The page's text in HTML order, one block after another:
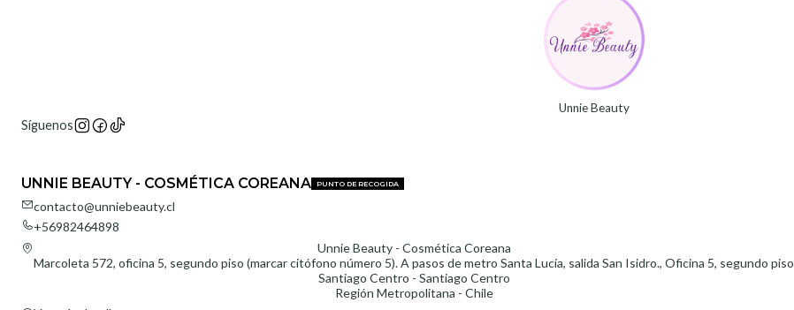
Unnie Beauty
Síguenos
UNNIE BEAUTY - COSMÉTICA COREANA PUNTO DE RECOGIDA
contacto@unniebeauty.cl
+56982464898
Unnie Beauty - Cosmética Coreana
Marcoleta 572, oficina 5, segundo piso (marcar citófono número 5). A pasos de metro Santa Lucía, salida San Isidro., Oficina 5, segundo piso
Santiago Centro - Santiago Centro
Región Metropolitana - Chile